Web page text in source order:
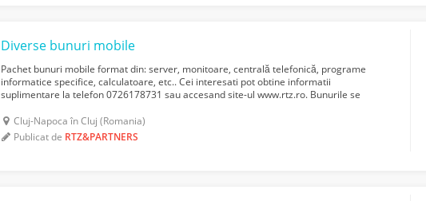
Diverse bunuri mobile
Pachet bunuri mobile format din: server, monitoare, centrală telefonică, programe
informatice specifice, calculatoare, etc.. Cei interesati pot obtine informatii
suplimentare la telefon 0726178731 sau accesand site-ul www.rtz.ro. Bunurile se
Cluj-Napoca în Cluj (Romania)
Publicat de RTZ&PARTNERS